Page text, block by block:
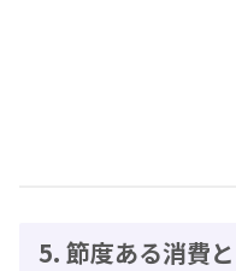
5. 節度ある消費